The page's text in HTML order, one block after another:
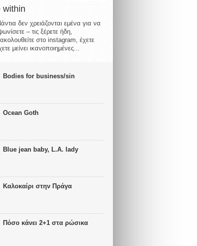
within
δεν χρειάζονται εμένα για να
– τις ξέρετε ήδη,
στο instagram, έχετε
μείνει ικανοποιημένες...
Bodies for business/sin
Ocean Goth
Blue jean baby, L.A. lady
Καλοκαίρι στην Πράγα
Πόσο κάνει 2+1 στα ρώσικα